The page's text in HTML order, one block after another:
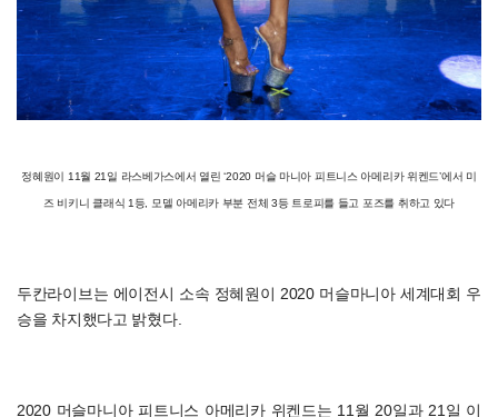
정혜원이 11월 21일 라스베가스에서 열린 ‘2020 머슬 마니아 피트니스 아메리카 위켄드’에서 미
즈 비키니 클래식 1등, 모델 아메리카 부분 전체 3등 트로피를 들고 포즈를 취하고 있다
두칸라이브는 에이전시 소속 정혜원이 2020 머슬마니아 세계대회 우
승을 차지했다고 밝혔다.
2020 머슬마니아 피트니스 아메리카 위켄드는 11월 20일과 21일 이